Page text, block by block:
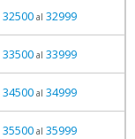
32500al 32999
33500al 33999
34500al 34999
35500al 35999